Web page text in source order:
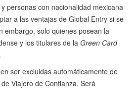
personas con nacionalidad mexicana
a las ventajas de Global Entry si se
embargo, solo quienes posean la
y los titulares de la Green Card
ser excluidas automáticamente de
Viajero de Confianza. Será